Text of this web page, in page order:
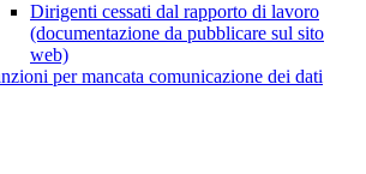
Dirigenti cessati dal rapporto di lavoro
(documentazione da pubblicare sul sito
web)
per mancata comunicazione dei dati